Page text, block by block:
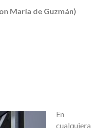
María de Guzmán)
En
cualquiera